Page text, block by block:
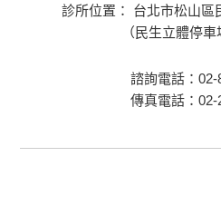
診所位置： 台北市松山區
（民生立體停車
諮詢電話：02-
傳真電話：02-